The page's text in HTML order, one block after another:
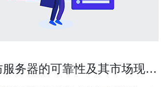
务器的可靠性及其市场现状